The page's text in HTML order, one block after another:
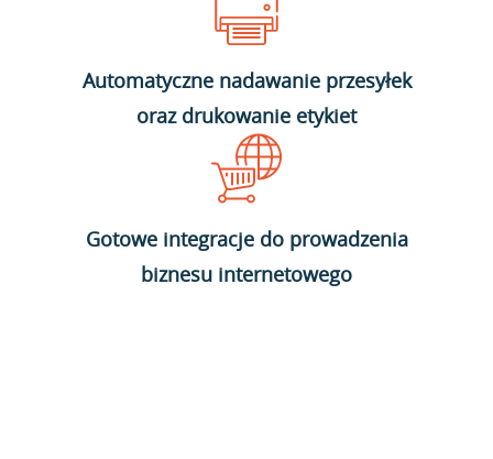
Automatyczne nadawanie przesyłek
oraz drukowanie etykiet
Gotowe integracje do prowadzenia
biznesu internetowego